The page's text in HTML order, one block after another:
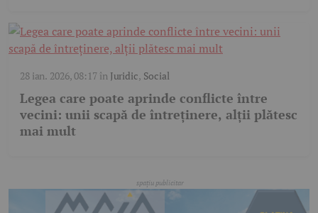
28 ian. 2026, 08:17în Juridic, Social
Legea care poate aprinde conflicte între
vecini: unii scapă de întreținere, alții plătesc
mai mult